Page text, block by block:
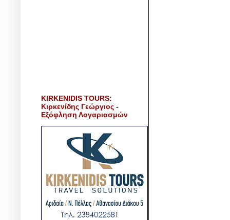
KIRKENIDIS TOURS:
Κιρκενίδης Γεώργιος -
Εξόφληση Λογαριασμών